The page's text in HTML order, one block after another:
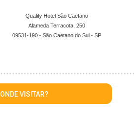
Quality Hotel São Caetano
Alameda Terracota, 250
09531-190 - São Caetano do Sul - SP
ONDE VISITAR?